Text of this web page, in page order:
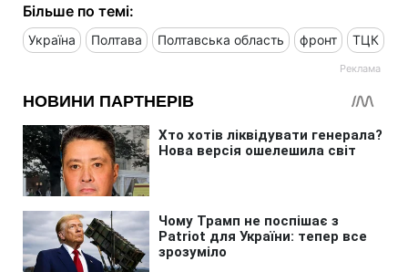
Більше по темі:
Україна Полтава Полтавська область фронт ТЦК